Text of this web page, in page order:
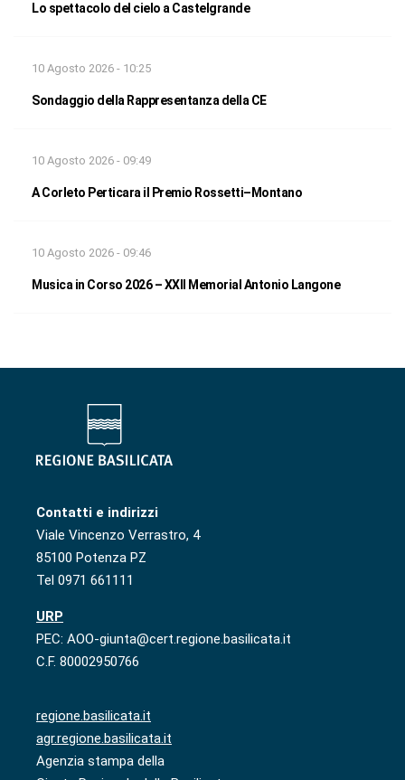
Lo spettacolo del cielo a Castelgrande
10 Agosto 2026 - 10:25
Sondaggio della Rappresentanza della CE
10 Agosto 2026 - 09:49
A Corleto Perticara il Premio Rossetti–Montano
10 Agosto 2026 - 09:46
Musica in Corso 2026 – XXII Memorial Antonio Langone
Contatti e indirizzi
Viale Vincenzo Verrastro, 4
85100 Potenza PZ
Tel 0971 661111
URP
PEC: AOO-giunta@cert.regione.basilicata.it
C.F. 80002950766
regione.basilicata.it
agr.regione.basilicata.it
Agenzia stampa della